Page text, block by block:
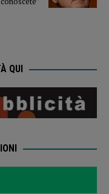
QUI